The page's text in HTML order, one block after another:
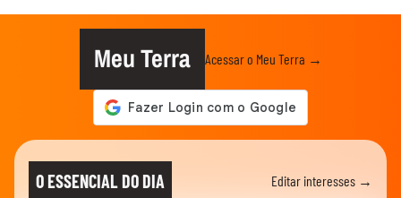
Meu Terra Acessar o Meu Terra →
O ESSENCIAL DO DIA Editar interesses →